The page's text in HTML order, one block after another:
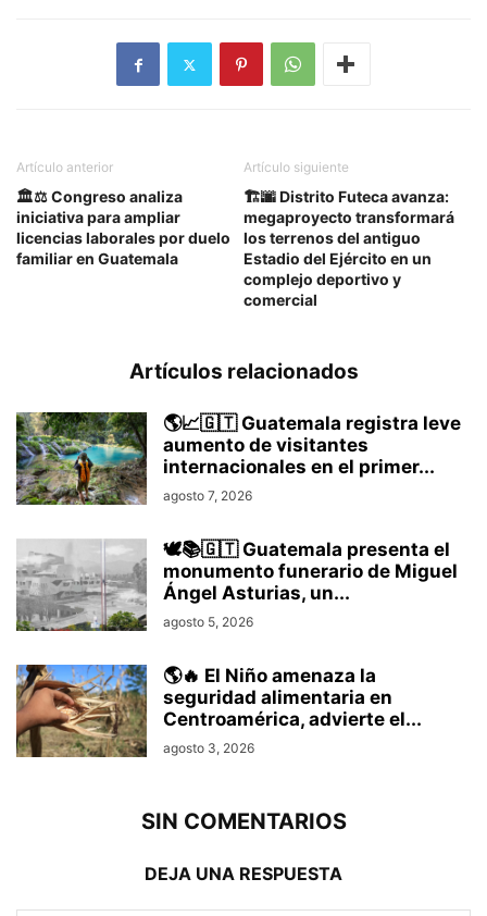
Artículo anterior
🏛️⚖️ Congreso analiza
iniciativa para ampliar
licencias laborales por duelo
familiar en Guatemala
Artículo siguiente
🏗️🌆 Distrito Futeca avanza:
megaproyecto transformará
los terrenos del antiguo
Estadio del Ejército en un
complejo deportivo y
comercial
Artículos relacionados
🌎📈🇬🇹 Guatemala registra leve
aumento de visitantes
internacionales en el primer...
agosto 7, 2026
🕊️📚🇬🇹 Guatemala presenta el
monumento funerario de Miguel
Ángel Asturias, un...
agosto 5, 2026
🌎🔥 El Niño amenaza la
seguridad alimentaria en
Centroamérica, advierte el...
agosto 3, 2026
SIN COMENTARIOS
DEJA UNA RESPUESTA